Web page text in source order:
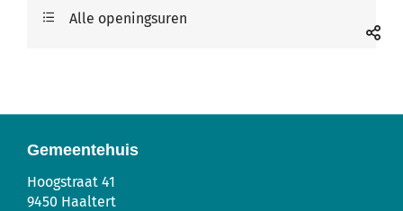
Alle openingsuren
Gemeentehuis
Gemeentehuis
Adres
Hoogstraat 41
9450 Haaltert
Tel.
E-
mail